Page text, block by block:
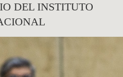
DEL INSTITUTO